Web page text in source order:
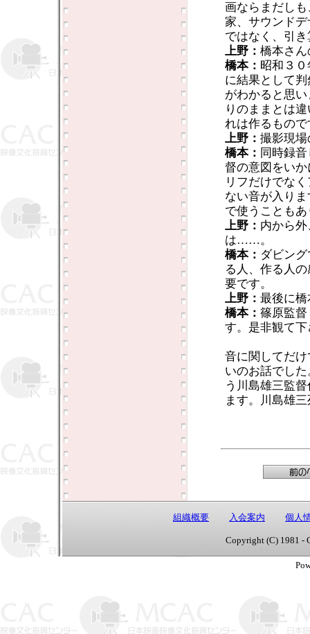
画ならまだし
家、サウンド
ではなく、引
上野： 橋本さ
橋本： 昭和３
に結果として
がわかると思
りのままとは
れは作るもので
上野： 撮影現
橋本： 同時録
督の意図をい
リフだけでな
ない音が入り
で使うことも
上野： 内から
は……。
橋本： ダビン
る人、作る人
要です。
上野： 最後に
橋本： 篠原監
す。是非観て下
音に関してだ
いのお話でし
う川島雄三監
ます。川島雄
組織概要 入会案内 個人
Copyright (C) 1981 -